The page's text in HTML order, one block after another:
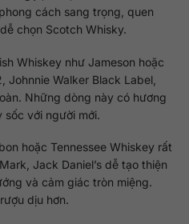
cách sang trọng, quen
chọn Scotch Whisky.
Whiskey như Jameson hoặc
Johnnie Walker Black Label,
Những dòng này có hương
với người mới.
hoặc Tennessee Whiskey rất
Jack Daniel’s dễ tạo thiện
và cảm giác tròn miệng.
dịu hơn.